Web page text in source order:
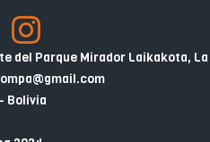
del Parque Mirador Laikakota,
Bolivia